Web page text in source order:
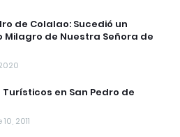
de Colalao: Sucedió un
de Nuestra Señora de
en San Pedro de
2011